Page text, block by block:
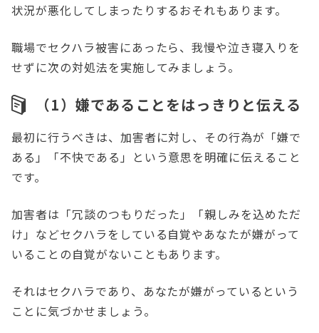
状況が悪化してしまったりするおそれもあります。
職場でセクハラ被害にあったら、我慢や泣き寝入りを
せずに次の対処法を実施してみましょう。
（1）嫌であることをはっきりと伝える
最初に行うべきは、加害者に対し、その行為が「嫌で
ある」「不快である」という意思を明確に伝えること
です。
加害者は「冗談のつもりだった」「親しみを込めただ
け」などセクハラをしている自覚やあなたが嫌がって
いることの自覚がないこともあります。
それはセクハラであり、あなたが嫌がっているという
ことに気づかせましょう。